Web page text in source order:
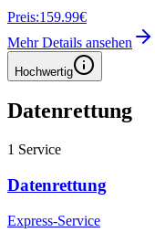
Preis:159.99€
Mehr Details ansehen
Hochwertig
Datenrettung
1 Service
Datenrettung
Express-Service